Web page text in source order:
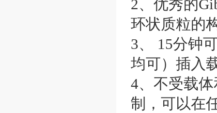
2、优秀的
环状质粒的
3、 15分钟
均可）插入
4、不受载
制，可以在